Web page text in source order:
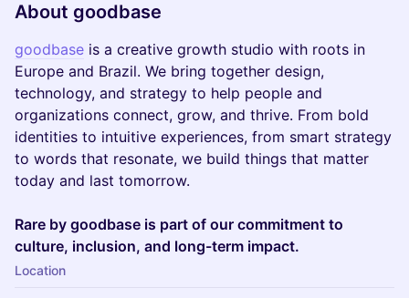
About goodbase
goodbase is a creative growth studio with roots in
Europe and Brazil. We bring together design,
technology, and strategy to help people and
organizations connect, grow, and thrive. From bold
identities to intuitive experiences, from smart strategy
to words that resonate, we build things that matter
today and last tomorrow.
Rare by goodbase is part of our commitment to
culture, inclusion, and long-term impact.
Location